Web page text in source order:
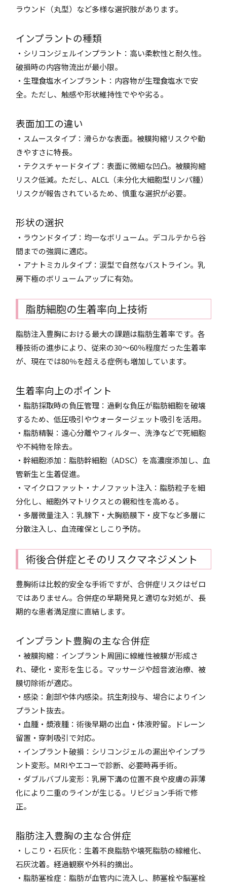
ラウンド（丸型）など多様な選択肢があります。
インプラントの種類
・シリコンジェルインプラント：高い柔軟性と耐久性。
破損時の内容物流出が最小限。
・生理食塩水インプラント：内容物が生理食塩水で安
全。ただし、触感や形状維持性でやや劣る。
表面加工の違い
・スムースタイプ：滑らかな表面。被膜拘縮リスクや動
きやすさに特長。
・テクスチャードタイプ：表面に微細な凹凸。被膜拘縮
リスク低減。ただし、ALCL（未分化大細胞型リンパ腫）
リスクが報告されているため、慎重な選択が必要。
形状の選択
・ラウンドタイプ：均一なボリューム。デコルテから谷
間までの強調に適応。
・アナトミカルタイプ：涙型で自然なバストライン。乳
房下極のボリュームアップに有効。
脂肪細胞の生着率向上技術
脂肪注入豊胸における最大の課題は脂肪生着率です。各
種技術の進歩により、従来の30～60％程度だった生着率
が、現在では80％を超える症例も増加しています。
生着率向上のポイント
・脂肪採取時の負圧管理：過剰な負圧が脂肪細胞を破壊
するため、低圧吸引やウォータージェット吸引を活用。
・脂肪精製：遠心分離やフィルター、洗浄などで死細胞
や不純物を除去。
・幹細胞添加：脂肪幹細胞（ADSC）を高濃度添加し、血
管新生と生着促進。
・マイクロファット・ナノファット注入：脂肪粒子を細
分化し、細胞外マトリクスとの親和性を高める。
・多層微量注入：乳腺下・大胸筋膜下・皮下など多層に
分散注入し、血流確保としこり予防。
術後合併症とそのリスクマネジメント
豊胸術は比較的安全な手術ですが、合併症リスクはゼロ
ではありません。合併症の早期発見と適切な対処が、長
期的な患者満足度に直結します。
インプラント豊胸の主な合併症
・被膜拘縮：インプラント周囲に線維性被膜が形成さ
れ、硬化・変形を生じる。マッサージや超音波治療、被
膜切除術が適応。
・感染：創部や体内感染。抗生剤投与、場合によりイン
プラント抜去。
・血腫・漿液腫：術後早期の出血・体液貯留。ドレーン
留置・穿刺吸引で対応。
・インプラント破損：シリコンジェルの漏出やインプラ
ント変形。MRIやエコーで診断、必要時再手術。
・ダブルバブル変形：乳房下溝の位置不良や皮膚の菲薄
化により二重のラインが生じる。リビジョン手術で修
正。
脂肪注入豊胸の主な合併症
・しこり・石灰化：生着不良脂肪や壊死脂肪の線維化、
石灰沈着。経過観察や外科的摘出。
・脂肪塞栓症：脂肪が血管内に流入し、肺塞栓や脳塞栓